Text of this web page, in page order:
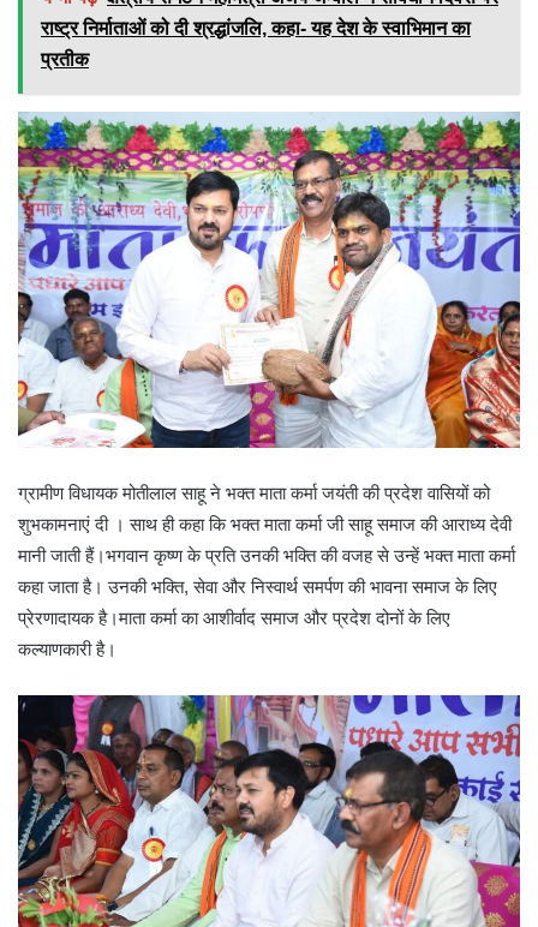
राष्ट्र निर्माताओं को दी श्रद्धांजलि, कहा- यह देश के स्वाभिमान का
प्रतीक
ग्रामीण विधायक मोतीलाल साहू ने भक्त माता कर्मा जयंती की प्रदेश वासियों को
शुभकामनाएं दी । साथ ही कहा कि भक्त माता कर्मा जी साहू समाज की आराध्य देवी
मानी जाती हैं।भगवान कृष्ण के प्रति उनकी भक्ति की वजह से उन्हें भक्त माता कर्मा
कहा जाता है। उनकी भक्ति, सेवा और निस्वार्थ समर्पण की भावना समाज के लिए
प्रेरणादायक है।माता कर्मा का आशीर्वाद समाज और प्रदेश दोनों के लिए
कल्याणकारी है।